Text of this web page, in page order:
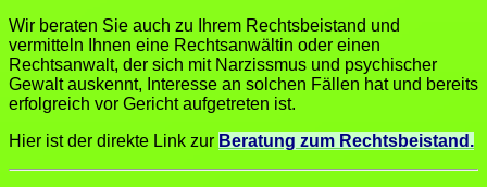
Wir beraten Sie auch zu Ihrem Rechtsbeistand und
vermitteln Ihnen eine Rechtsanwältin oder einen
Rechtsanwalt, der sich mit Narzissmus und psychischer
Gewalt auskennt, Interesse an solchen Fällen hat und bereits
erfolgreich vor Gericht aufgetreten ist.
Hier ist der direkte Link zur Beratung zum Rechtsbeistand.